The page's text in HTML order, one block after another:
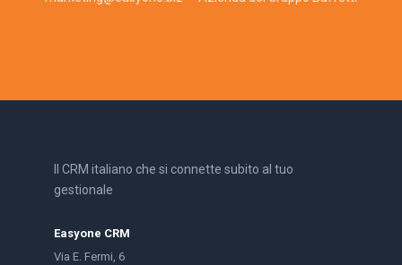
Il CRM italiano che si connette subito al tuo
gestionale
Easyone CRM
Via E. Fermi, 6